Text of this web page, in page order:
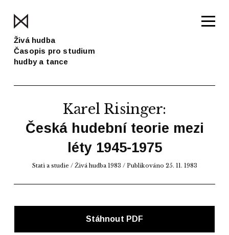
Živá hudba
Časopis pro studium
hudby a tance
Karel Risinger:
Česká hudební teorie mezi
léty 1945-1975
Stati a studie / Živá hudba 1983 / Publikováno 25. 11. 1983
Stáhnout PDF